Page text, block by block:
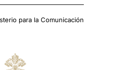
para la Comunicación